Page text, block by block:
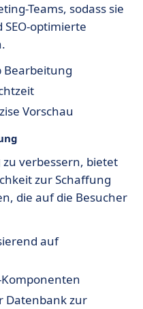
Teams, sodass sie
optimierte
Bearbeitung
Vorschau
zu verbessern, bietet
zur Schaffung
die auf die Besucher
auf
Datenbank zur